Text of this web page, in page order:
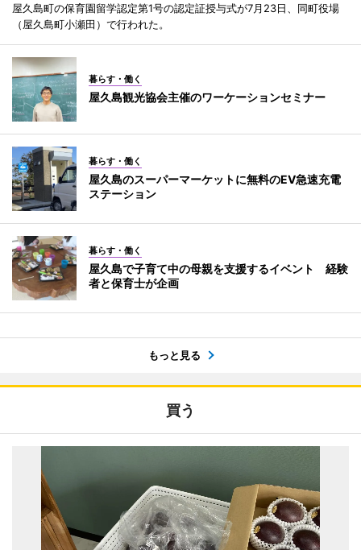
屋久島町の保育園留学認定第1号の認定証授与式が7月23日、同町役場
（屋久島町小瀬田）で行われた。
暮らす・働く
屋久島観光協会主催のワーケーションセミナー
暮らす・働く
屋久島のスーパーマーケットに無料のEV急速充電
ステーション
暮らす・働く
屋久島で子育て中の母親を支援するイベント 経験
者と保育士が企画
もっと見る
買う